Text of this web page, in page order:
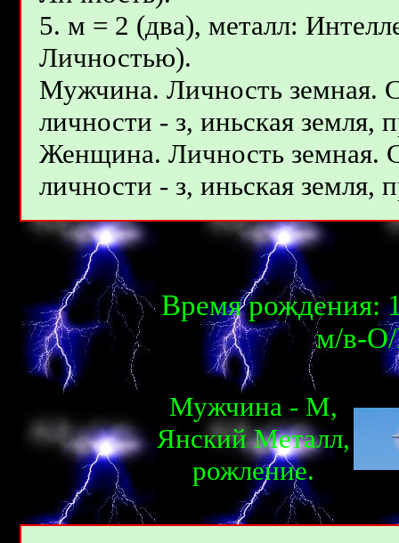
5. м = 2 (два), металл:
Личностью).
Мужчина. Личность земная.
личности - з, иньcкая земля,
Женщина. Личность земная.
личности - з, иньcкая земля,
Время рождения:
м/в-
Мужчина - М,
Янcкий Металл,
рожлениe.